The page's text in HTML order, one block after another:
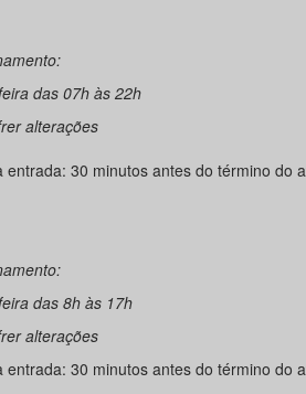
das 07h às 22h
alterações
entrada: 30 minutos antes do término do
das 8h às 17h
alterações
entrada: 30 minutos antes do término do